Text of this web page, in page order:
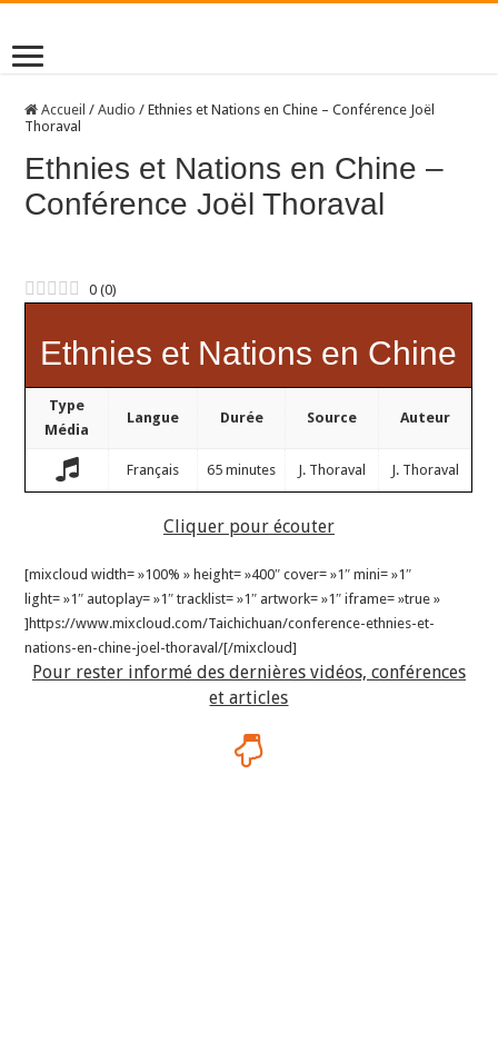
Accueil / Audio / Ethnies et Nations en Chine – Conférence Joël
Thoraval
Ethnies et Nations en Chine –
Conférence Joël Thoraval
0 (0)
Ethnies et Nations en Chine
Type
Média
Langue Durée Source Auteur
Français 65 minutes J. Thoraval J. Thoraval
Cliquer pour écouter
[mixcloud width= »100% » height= »400″ cover= »1″ mini= »1″
light= »1″ autoplay= »1″ tracklist= »1″ artwork= »1″ iframe= »true »
]https://www.mixcloud.com/Taichichuan/conference-ethnies-et-
nations-en-chine-joel-thoraval/[/mixcloud]
Pour rester informé des dernières vidéos, conférences
et articles